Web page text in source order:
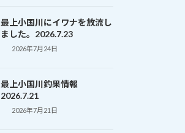
最上小国川にイワナを放流し
ました。2026.7.23
2026年7月24日
最上小国川釣果情報
2026.7.21
2026年7月21日